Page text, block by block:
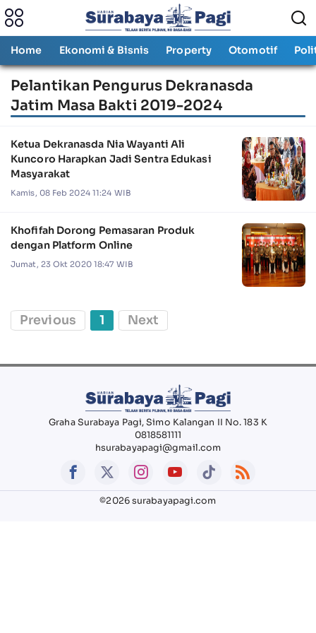
Home Ekonomi & Bisnis Property Otomotif
Pelantikan Pengurus Dekranasda
Jatim Masa Bakti 2019-2024
Ketua Dekranasda Nia Wayanti Ali
Kuncoro Harapkan Jadi Sentra Edukasi
Masyarakat
Kamis, 08 Feb 2024 11:24 WIB
Khofifah Dorong Pemasaran Produk
dengan Platform Online
Jumat, 23 Okt 2020 18:47 WIB
Previous 1 Next
Graha Surabaya Pagi, Simo Kalangan II No. 183 K
0818581111
hsurabayapagi@gmail.com
©2026 surabayapagi.com